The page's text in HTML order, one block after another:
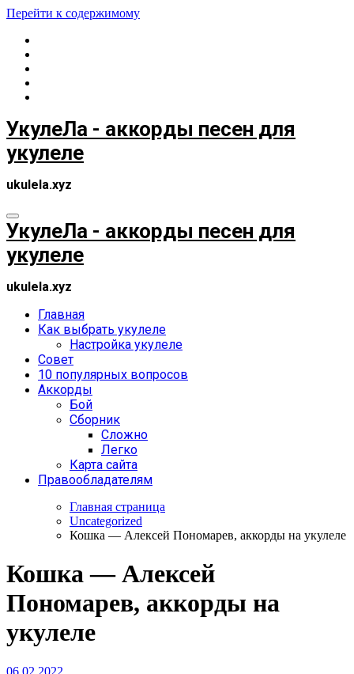
Перейти к содержимому
УкулеЛа - аккорды песен для
укулеле
ukulela.xyz
УкулеЛа - аккорды песен для
укулеле
ukulela.xyz
Главная
Как выбрать укулеле
Настройка укулеле
Совет
10 популярных вопросов
Аккорды
Бой
Сборник
Сложно
Легко
Карта сайта
Правообладателям
Главная страница
Uncategorized
Кошка — Алексей Пономарев, аккорды на укулеле
Кошка — Алексей
Пономарев, аккорды на
укулеле
06.02.2022